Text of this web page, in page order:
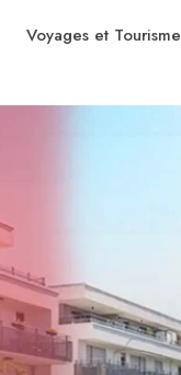
Voyages et Tourisme